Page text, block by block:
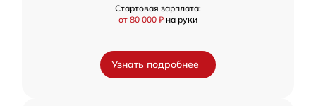
Стартовая зарплата:
от 80 000 ₽ на руки
Узнать подробнее